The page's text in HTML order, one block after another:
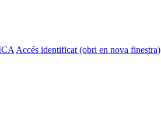
Accés identificat (obri en nova finestra)